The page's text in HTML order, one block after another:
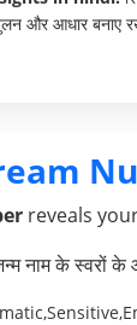
और आधार बनाए
reveals
नाम के स्वरों